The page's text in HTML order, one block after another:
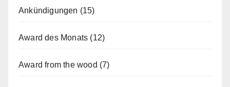
Ankündigungen (15)
Award des Monats (12)
Award from the wood (7)